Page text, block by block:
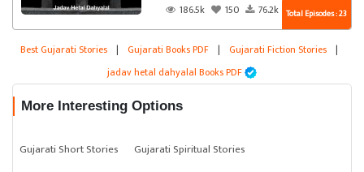
186.5k
150 76.2k Total Episodes : 23
Best Gujarati Stories | Gujarati Books PDF | Gujarati Fiction Stories |
jadav hetal dahyalal Books PDF
More Interesting Options
Gujarati Short Stories
Gujarati Spiritual Stories